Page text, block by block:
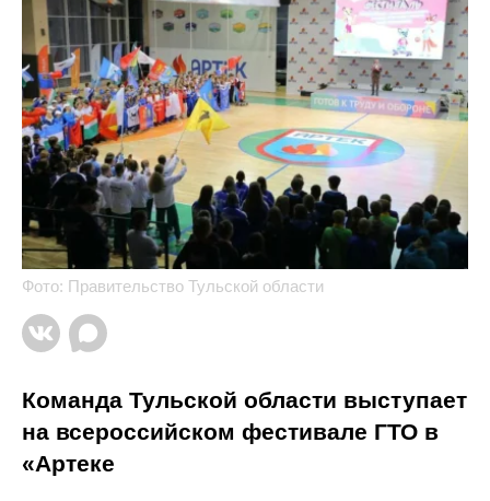
Фото: Правительство Тульской области
Команда Тульской области выступает
на всероссийском фестивале ГТО в
«Артеке